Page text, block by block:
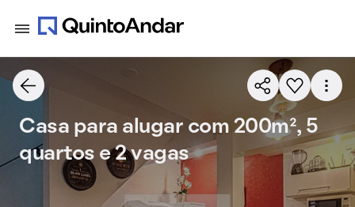
Casa para alugar com 200m², 5
quartos e 2 vagas